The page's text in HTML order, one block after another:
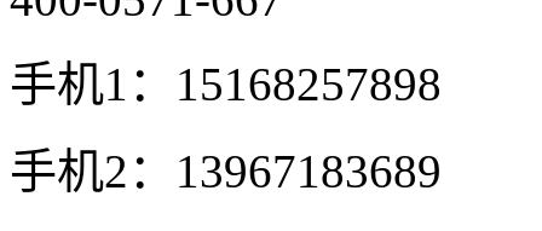
手机1：15168257898
手机2：13967183689